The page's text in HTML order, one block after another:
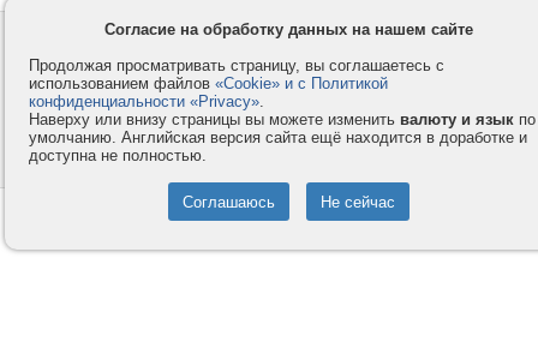
Компания
Правила и условия
Услуги
Как оплатить
Форумы
© 2008-2026VMESTE.EU
Согласие на обработку данных на нашем сайте
Продолжая просматривать страницу, вы соглашаетесь с
использованием файлов «Cookie» и с Политикой
конфиденциальности «Privacy».
Наверху или внизу страницы вы можете изменить валюту и язык по
умолчанию. Английская версия сайта ещё находится в доработке и
доступна не полностью.